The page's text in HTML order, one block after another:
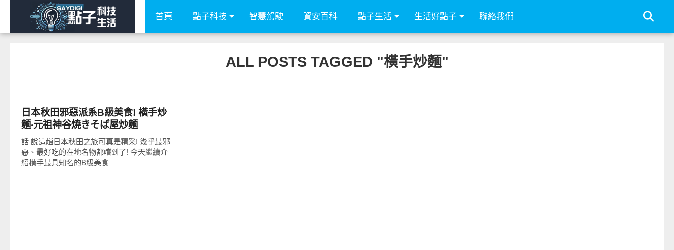
首頁 點子科技 智慧駕駛 資安百科 點子生活 生活好點子 聯絡我們
ALL POSTS TAGGED "橫手炒麵"
日本秋田邪惡派系B級美食! 橫手炒
麵‧元祖神谷焼きそば屋炒麵
話 說這趟日本秋田之旅可真是精采! 幾乎最邪
惡、最好吃的在地名物都嚐到了! 今天繼續介
紹橫手最具知名的B級美食